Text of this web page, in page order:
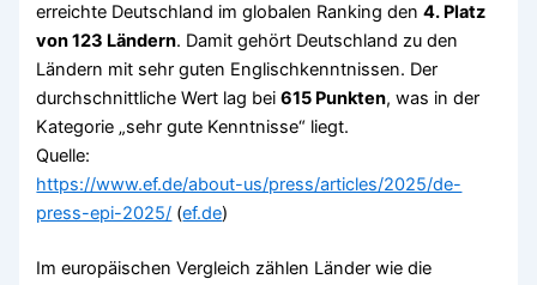
erreichte Deutschland im globalen Ranking den4. Platz
von 123 Ländern. Damit gehört Deutschland zu den
Ländern mit sehr guten Englischkenntnissen. Der
durchschnittliche Wert lag bei615 Punkten, was in der
Kategorie „sehr gute Kenntnisse“ liegt.
Quelle:
https://www.ef.de/about-us/press/articles/2025/de-
press-epi-2025/ (ef.de)
Im europäischen Vergleich zählen Länder wie die